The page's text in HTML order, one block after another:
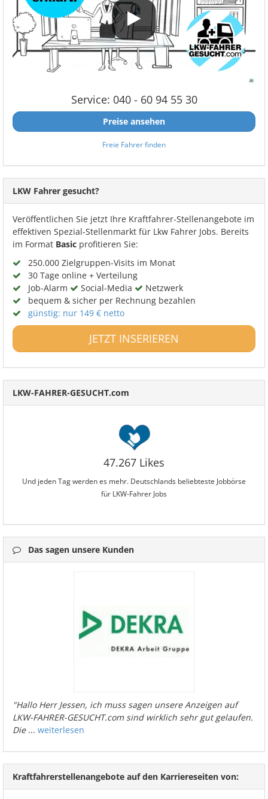
Service: 040 - 60 94 55 30
Preise ansehen
Freie Fahrer finden
LKW Fahrer gesucht?
Veröffentlichen Sie jetzt Ihre Kraftfahrer-Stellenangebote im
effektiven Spezial-Stellenmarkt für Lkw Fahrer Jobs. Bereits
im Format Basic profitieren Sie:
250.000 Zielgruppen-Visits im Monat
30 Tage online + Verteilung
Job-Alarm
Social-Media
Netzwerk
bequem & sicher per Rechnung bezahlen
günstig: nur 149 € netto
JETZT INSERIEREN
LKW-FAHRER-GESUCHT.com
47.267 Likes
Und jeden Tag werden es mehr. Deutschlands beliebteste Jobbörse
für LKW-Fahrer Jobs
Das sagen unsere Kunden
"Hallo Herr Jessen, ich muss sagen unsere Anzeigen auf
LKW-FAHRER-GESUCHT.com sind wirklich sehr gut gelaufen.
Die... weiterlesen
Kraftfahrerstellenangebote auf den Karriereseiten von: